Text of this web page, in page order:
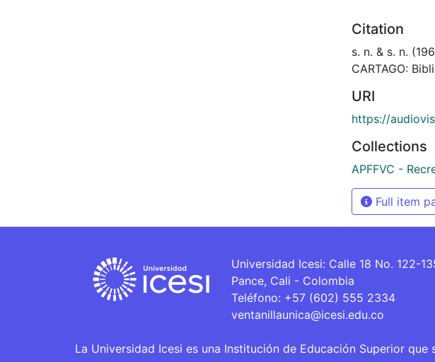
Citation
s. n. & s. n.
CARTAGO:
URI
https://
Collections
APFFVC -
Full item
Universidad Icesi: Calle 18 No. 122-
Pance, Cali - Colombia
Teléfono: +57 (602) 555 2334
ventanillaunica@icesi.edu.co
La Universidad Icesi es una Institución de Educación Superior